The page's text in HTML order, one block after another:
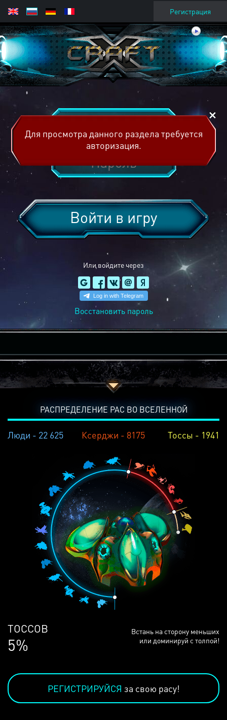
Регистрация
Или войдите через
Войти в игру
Восстановить пароль
Для просмотра данного раздела требуется
авторизация.
РАСПРЕДЕЛЕНИЕ РАС ВО ВСЕЛЕННОЙ
Люди - 22 625 Ксерджи - 8175 Тоссы - 1941
ЛЮДЕЙ
69%
Встань на сторону меньших
или доминируй с толпой!
РЕГИСТРИРУЙСЯ за свою расу!